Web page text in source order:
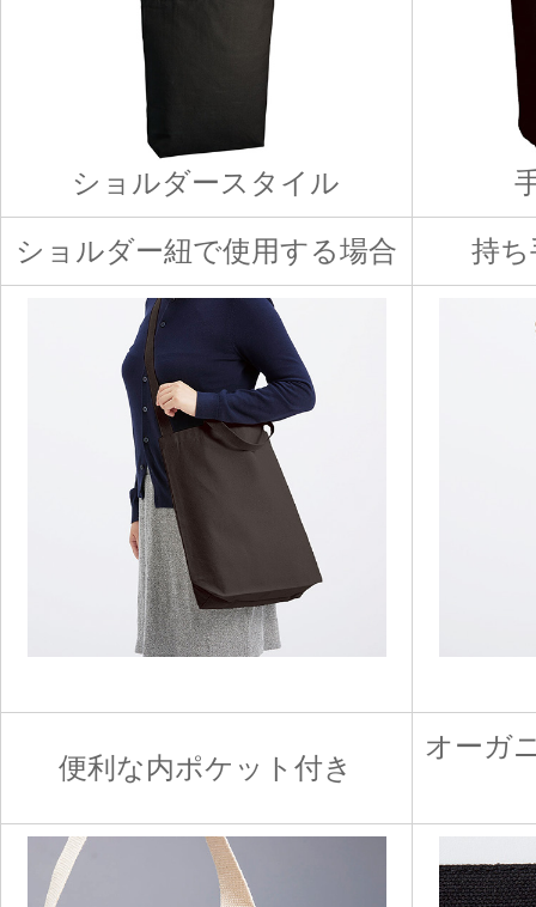
ショルダースタイル
ショルダー紐で使用する場合 持
便利な内ポケット付き
オーガ